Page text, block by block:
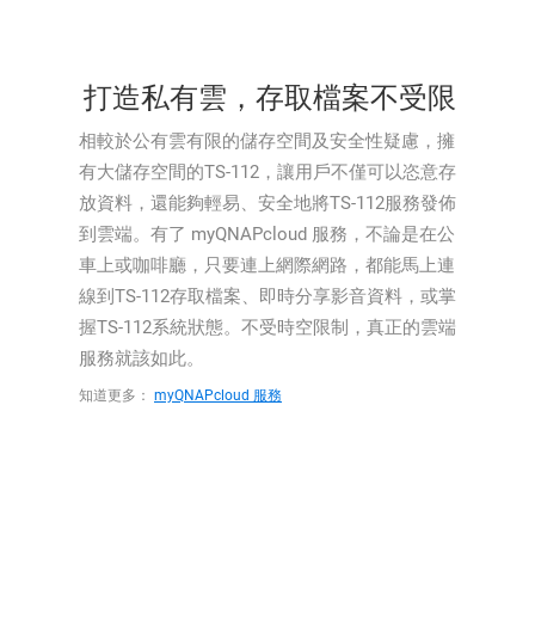
打造私有雲，存取檔案不受限
相較於公有雲有限的儲存空間及安全性疑慮，擁
有大儲存空間的TS-112，讓用戶不僅可以恣意存
放資料，還能夠輕易、安全地將TS-112服務發佈
到雲端。有了 myQNAPcloud 服務，不論是在公
車上或咖啡廳，只要連上網際網路，都能馬上連
線到TS-112存取檔案、即時分享影音資料，或掌
握TS-112系統狀態。不受時空限制，真正的雲端
服務就該如此。
知道更多： myQNAPcloud 服務